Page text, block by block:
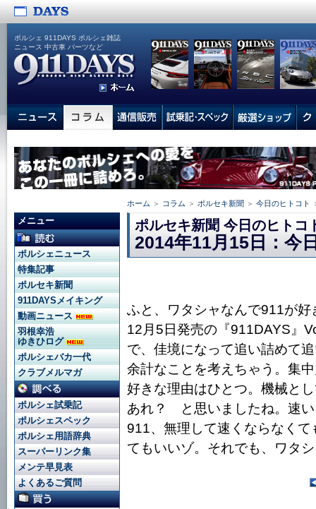
ポルシェ 911DAYS ポルシェ雑誌
ニュース 中古車 パーツなど
ホーム ＞ コラム ＞ ポルセキ新聞 ＞ 今日のヒトコト
ポルセキ新聞 今日のヒトコ
2014年11月15日：今
ふと、ワタシャなんで911が
12月5日発売の『911DAYS』
で、佳境になって追い詰めて
余計なことを考えちゃう。集
好きな理由はひとつ。機械と
あれ？ と思いましたね。速
911、無理して速くならなく
てもいいゾ。それでも、ワタ
メニュー
ポルシェニュース
特集記事
ポルセキ新聞
911DAYSメイキング
動画ニュース
羽根幸浩
ゆきひログ
ポルシェバカ一代
クラブメルマガ
ポルシェ試乗記
ポルシェスペック
ポルシェ用語辞典
スーパーリンク集
メンテ早見表
よくあるご質問